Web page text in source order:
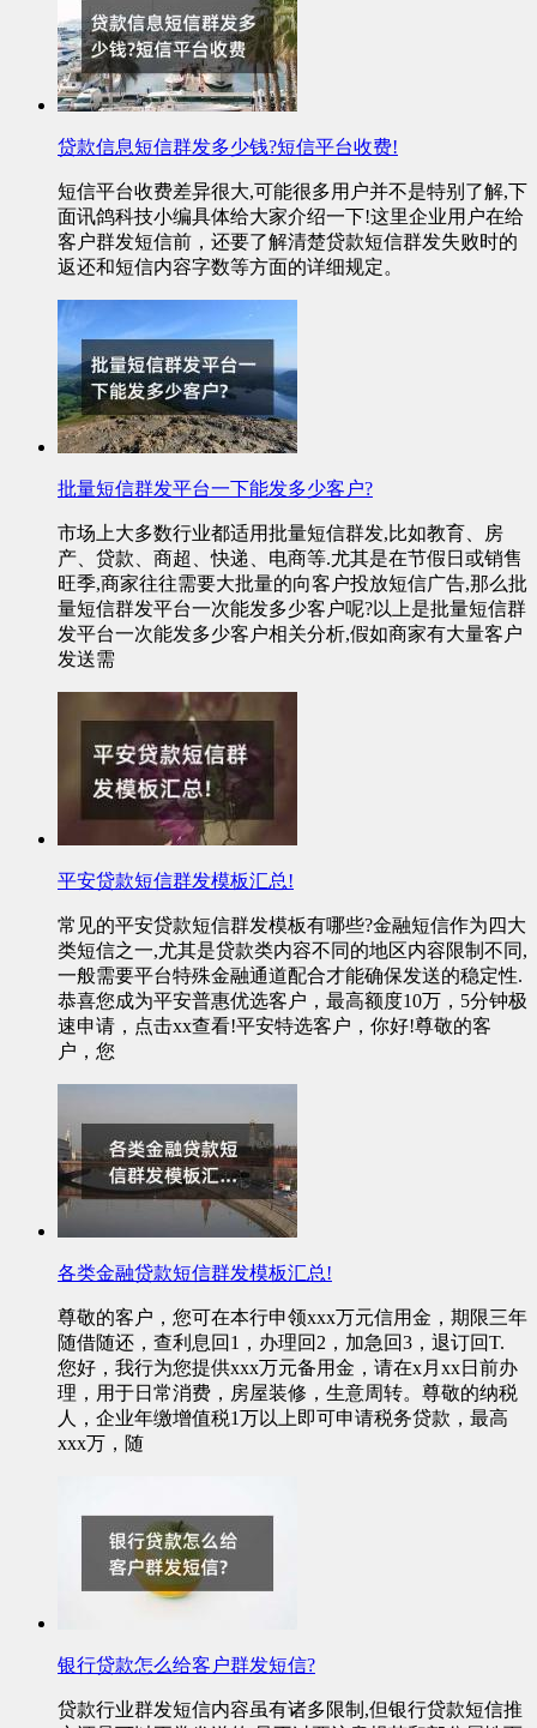
贷款信息短信群发多少钱?短信平台收费!
短信平台收费差异很大,可能很多用户并不是特别了解,下
面讯鸽科技小编具体给大家介绍一下!这里企业用户在给
客户群发短信前，还要了解清楚贷款短信群发失败时的
返还和短信内容字数等方面的详细规定。
批量短信群发平台一下能发多少客户?
市场上大多数行业都适用批量短信群发,比如教育、房
产、贷款、商超、快递、电商等.尤其是在节假日或销售
旺季,商家往往需要大批量的向客户投放短信广告,那么批
量短信群发平台一次能发多少客户呢?以上是批量短信群
发平台一次能发多少客户相关分析,假如商家有大量客户
发送需
平安贷款短信群发模板汇总!
常见的平安贷款短信群发模板有哪些?金融短信作为四大
类短信之一,尤其是贷款类内容不同的地区内容限制不同,
一般需要平台特殊金融通道配合才能确保发送的稳定性.
恭喜您成为平安普惠优选客户，最高额度10万，5分钟极
速申请，点击xx查看!平安特选客户，你好!尊敬的客
户，您
各类金融贷款短信群发模板汇总!
尊敬的客户，您可在本行申领xxx万元信用金，期限三年
随借随还，查利息回1，办理回2，加急回3，退订回T.
您好，我行为您提供xxx万元备用金，请在x月xx日前办
理，用于日常消费，房屋装修，生意周转。尊敬的纳税
人，企业年缴增值税1万以上即可申请税务贷款，最高
xxx万，随
银行贷款怎么给客户群发短信?
贷款行业群发短信内容虽有诸多限制,但银行贷款短信推